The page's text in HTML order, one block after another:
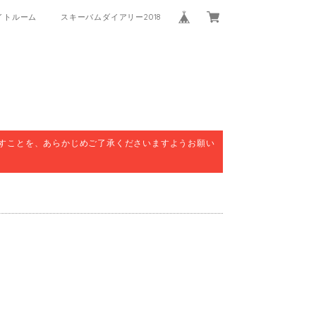
トルーム スキーバムダイアリー2018
ことを、あらかじめご了承くださいますようお願い